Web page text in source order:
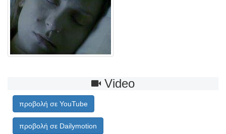
Video
προβολή σε YouTube
προβολή σε Dailymotion